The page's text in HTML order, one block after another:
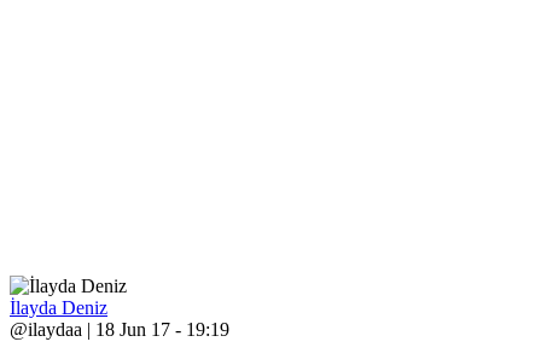
İlayda Deniz
@ilaydaa | 18 Jun 17 - 19:19